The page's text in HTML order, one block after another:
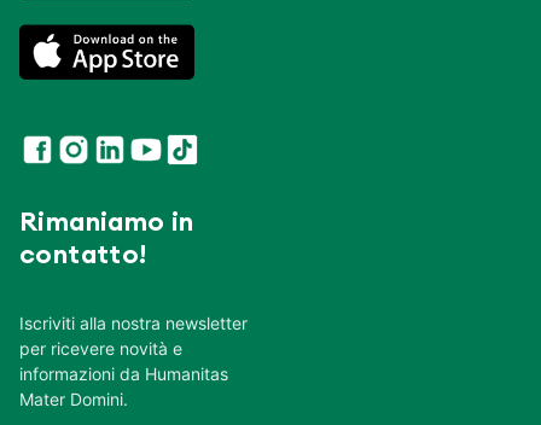
Rimaniamo in
contatto!
Iscriviti alla nostra newsletter
per ricevere novità e
informazioni da Humanitas
Mater Domini.